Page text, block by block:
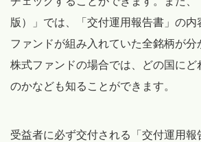
版）」では、「交付運用報告書」の内
ファンドが組み入れていた全銘柄が分
株式ファンドの場合では、どの国にど
のかなども知ることができます。
受益者に必ず交付される「交付運用報